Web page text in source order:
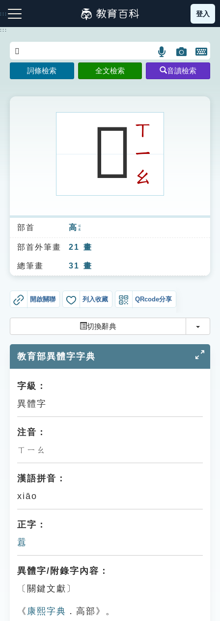
到
主
:::
注音索引圖示 筆畫索引圖示 部首索引表圖示
索引選單
知識索引
單字索引
貓頭鷹博士
登入
:::
語
言
搜
示
圖
片
搜
開
鍵
圖
詞條檢索 全文檢索 音讀檢索
𩫳ㄒ
ㄧ
ㄠ
部首 高 ㄍㄠ
部首外筆畫 21 畫
總筆畫 31 畫
開啟關聯 列入收藏 QRcode分享
切換辭典 切換
教育部異體字字典
字級：
異體字
注音：
ㄒㄧㄠ
漢語拼音：
xiāo
正字：
囂
異體字/附錄字內容：
〔關鍵文獻〕
《 康熙字典 ．高部》。